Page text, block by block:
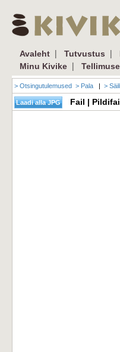
Avaleht | Tutvustus |
Minu Kivike |
> Otsingutulemused > Pala | >
Fail |